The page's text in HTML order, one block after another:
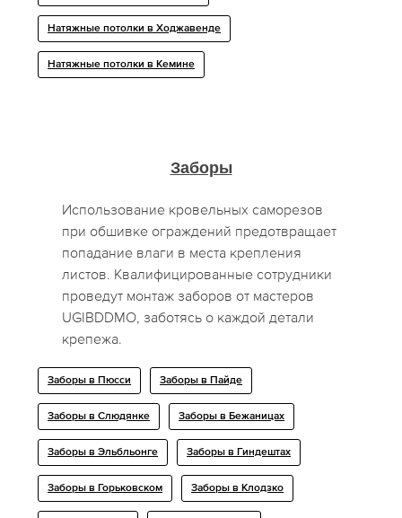
Натяжные потолки в Ходжавенде
Натяжные потолки в Кемине
Заборы
Использование кровельных саморезов
при обшивке ограждений предотвращает
попадание влаги в места крепления
листов. Квалифицированные сотрудники
проведут монтаж заборов от мастеров
UGIBDDMO, заботясь о каждой детали
крепежа.
Заборы в Пюсси Заборы в Пайде
Заборы в Слюдянке Заборы в Бежаницах
Заборы в Эльбльонге Заборы в Гиндештах
Заборы в Горьковском Заборы в Клодзко